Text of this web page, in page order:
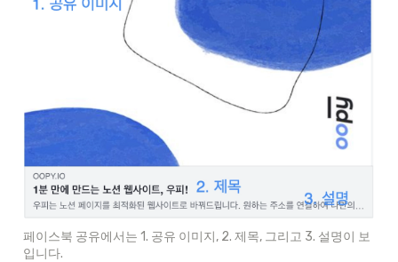
페이스북 공유에서는 1. 공유 이미지, 2. 제목, 그리고 3. 설명이 보
입니다.